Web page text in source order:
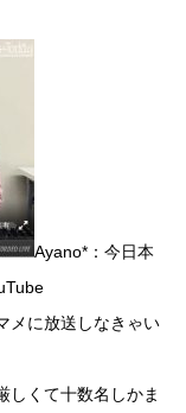
Ayano*：今日本
メに放送しなきゃい
しくて十数名しかま